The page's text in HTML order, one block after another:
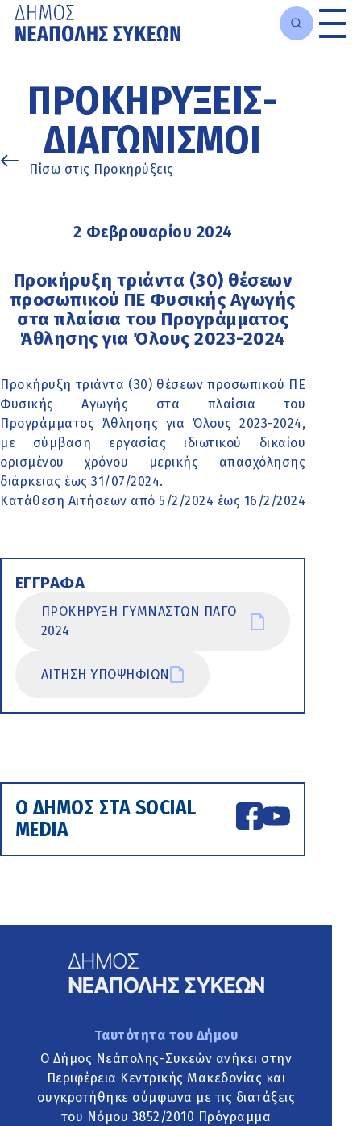
κυρίως
περιεχόμενο
ΠΡΟΚΗΡΎΞΕΙΣ-
ΔΙΑΓΩΝΙΣΜΟΊ
Πίσω στις Προκηρύξεις
2 Φεβρουαρίου 2024
Προκήρυξη τριάντα (30) θέσεων
προσωπικού ΠΕ Φυσικής Αγωγής
στα πλαίσια του Προγράμματος
Άθλησης για Όλους 2023-2024
Προκήρυξη τριάντα (30) θέσεων προσωπικού ΠΕ
Φυσικής Αγωγής στα πλαίσια του
Προγράμματος Άθλησης για Όλους 2023-2024,
με σύμβαση εργασίας ιδιωτικού δικαίου
ορισμένου χρόνου μερικής απασχόλησης
διάρκειας έως 31/07/2024.
Κατάθεση Αιτήσεων από 5/2/2024 έως 16/2/2024
ΕΓΓΡΑΦΑ
ΠΡΟΚΗΡΥΞΗ ΓΥΜΝΑΣΤΩΝ ΠΑΓΟ
2024
ΑΙΤΗΣΗ ΥΠΟΨΗΦΙΩΝ
Ο ΔΗΜΟΣ ΣΤΑ SOCIAL
MEDIA
Ταυτότητα του Δήμου
Ο Δήμος Νεάπολης-Συκεών ανήκει στην
Περιφέρεια Κεντρικής Μακεδονίας και
συγκροτήθηκε σύμφωνα με τις διατάξεις
του Νόμου 3852/2010 Πρόγραμμα